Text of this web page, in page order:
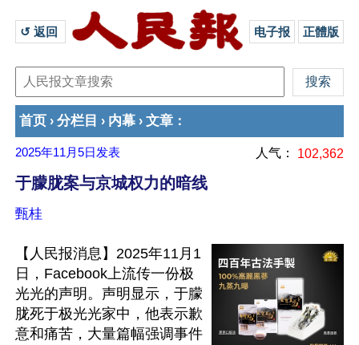
↺ 返回 电子报 正體版
首页 › 分栏目 › 内幕 › 文章 ：
2025年11月5日 发表 人气： 102,362
于朦胧案与京城权力的暗线
甄桂
【人民报消息】2025年11月1
日，Facebook上流传一份极
光光的声明。声明显示，于朦
胧死于极光光家中，他表示歉
意和痛苦，大量篇幅强调事件